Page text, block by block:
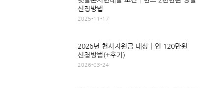
신청방법
2025-11-17
2026년 천사지원금 대상│연 120만원
신청방법(+후기)
2026-03-24